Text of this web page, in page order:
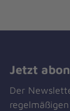
Jetzt
Der